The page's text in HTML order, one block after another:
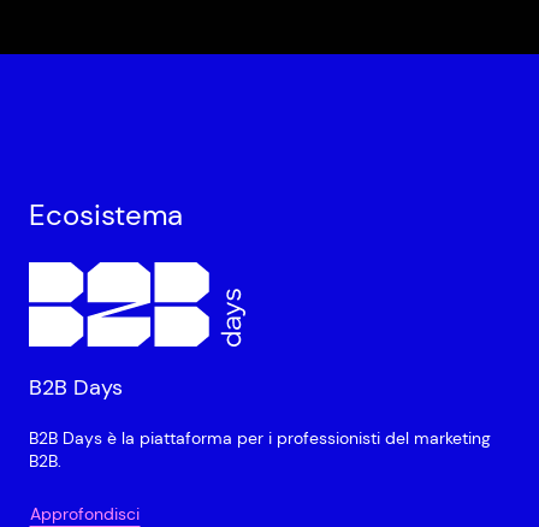
Ecosistema
B2B Days
B2B Days è la piattaforma per i professionisti del marketing
B2B.
Approfondisci